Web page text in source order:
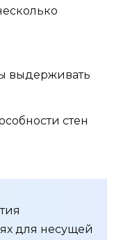
выдерживать
стен
для несущей